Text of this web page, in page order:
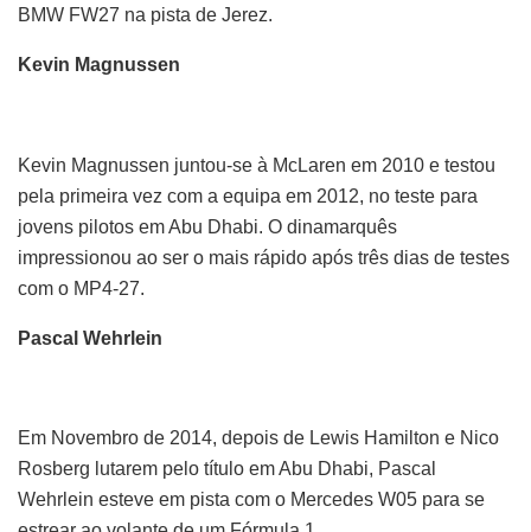
BMW FW27 na pista de Jerez.
Kevin Magnussen
Kevin Magnussen juntou-se à McLaren em 2010 e testou
pela primeira vez com a equipa em 2012, no teste para
jovens pilotos em Abu Dhabi. O dinamarquês
impressionou ao ser o mais rápido após três dias de testes
com o MP4-27.
Pascal Wehrlein
Em Novembro de 2014, depois de Lewis Hamilton e Nico
Rosberg lutarem pelo título em Abu Dhabi, Pascal
Wehrlein esteve em pista com o Mercedes W05 para se